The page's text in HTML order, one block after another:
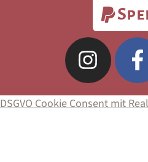
DSGVO Cookie Consent mit